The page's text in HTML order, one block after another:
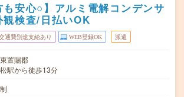
も安心○】アルミ電解コンデンサ
観検査/日払いOK
通費別途支給あり WEB登録OK 派遣
置賜郡
駅から徒歩13分